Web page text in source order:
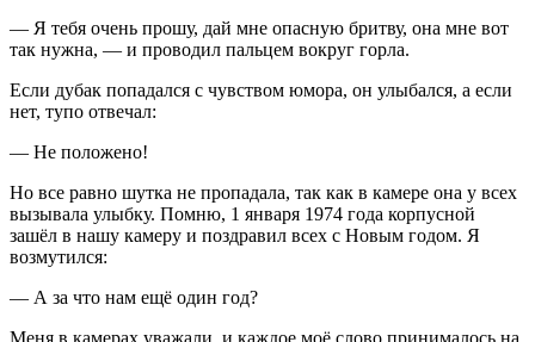
— Я тебя очень прошу, дай мне опасную бритву, она мне вот
так нужна, — и проводил пальцем вокруг горла.
Если дубак попадался с чувством юмора, он улыбался, а если
нет, тупо отвечал:
— Не положено!
Но все равно шутка не пропадала, так как в камере она у всех
вызывала улыбку. Помню, 1 января 1974 года корпусной
зашёл в нашу камеру и поздравил всех с Новым годом. Я
возмутился:
— А за что нам ещё один год?